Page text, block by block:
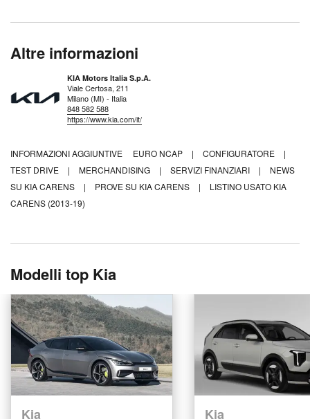
Altre informazioni
KIA Motors Italia S.p.A.
Viale Certosa, 211
Milano (MI) - Italia
848 582 588
https://www.kia.com/it/
INFORMAZIONI AGGIUNTIVE EURO NCAP | CONFIGURATORE
|
TEST DRIVE
| MERCHANDISING | SERVIZI FINANZIARI |
NEWS
SU KIA CARENS
| PROVE SU KIA CARENS |
LISTINO USATO KIA
CARENS (2013-19)
Modelli top Kia
Kia
Kia